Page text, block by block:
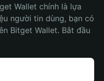
Wallet chính là lựa
người tin dùng, bạn có
Bitget Wallet. Bắt đầu